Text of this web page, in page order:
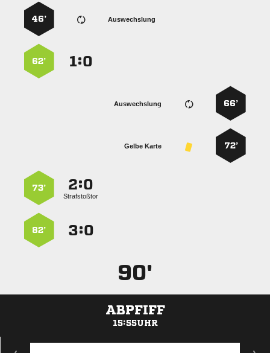
Auswechslung
46’
:
62’
66’
Auswechslung
72’
Gelbe Karte
:
Strafstoßtor
73’
:
82’
90'
ABPFIFF
15:55UHR
ANZEIGE